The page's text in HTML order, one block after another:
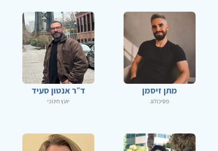
מתן זיסמן
פסיכולוג
ד״ר אנטון סעיד
יועץ חינוכי